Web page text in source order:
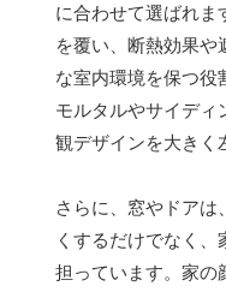
に合わせて選ばれま
を覆い、断熱効果や
な室内環境を保つ役
モルタルやサイディ
観デザインを大きく
さらに、窓やドアは
くするだけでなく
担っています。家の